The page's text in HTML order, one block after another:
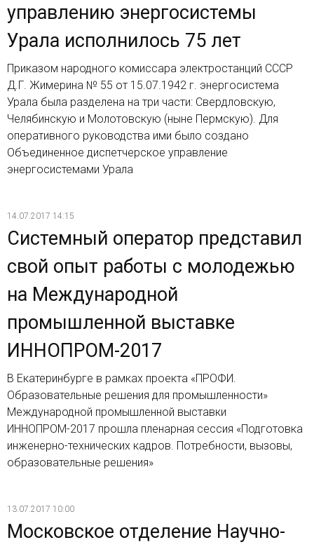
управлению энергосистемы
Урала исполнилось 75 лет
Приказом народного комиссара электростанций СССР
Д.Г. Жимерина № 55 от 15.07.1942 г. энергосистема
Урала была разделена на три части: Свердловскую,
Челябинскую и Молотовскую (ныне Пермскую). Для
оперативного руководства ими было создано
Объединенное диспетчерское управление
энергосистемами Урала
14.07.2017 14:15
Системный оператор представил
свой опыт работы с молодежью
на Международной
промышленной выставке
ИННОПРОМ-2017
В Екатеринбурге в рамках проекта «ПРОФИ.
Образовательные решения для промышленности»
Международной промышленной выставки
ИННОПРОМ-2017 прошла пленарная сессия «Подготовка
инженерно-технических кадров. Потребности, вызовы,
образовательные решения»
13.07.2017 10:00
Московское отделение Научно-